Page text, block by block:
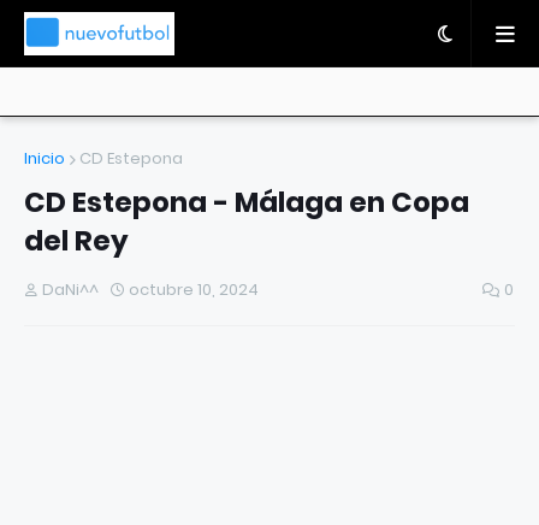
Inicio CD Estepona
CD Estepona - Málaga en Copa
del Rey
DaNi^^ octubre 10, 2024 0